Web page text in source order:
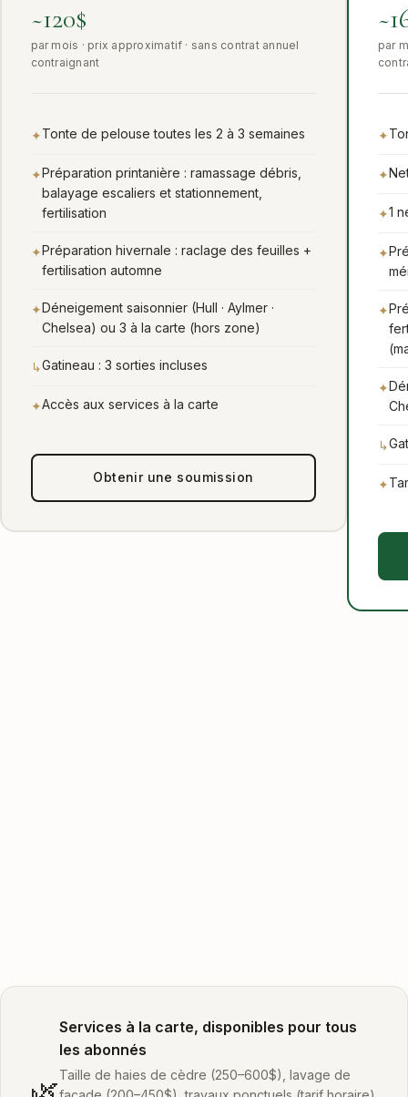
~120$
par mois · prix approximatif · sans contrat annuel
contraignant
✦Tonte de pelouse toutes les 2 à 3 semaines
✦Préparation printanière : ramassage débris,
balayage escaliers et stationnement,
fertilisation
✦Préparation hivernale : raclage des feuilles +
fertilisation automne
✦Déneigement saisonnier (Hull · Aylmer ·
Chelsea) ou 3 à la carte (hors zone)
↳Gatineau : 3 sorties incluses
✦Accès aux services à la carte
Obtenir une soumission
par
✦
✦
✦1
✦
✦
✦
↳
✦
Services à la carte, disponibles pour tous
les abonnés
Taille de haies de cèdre (250–600$), lavage de